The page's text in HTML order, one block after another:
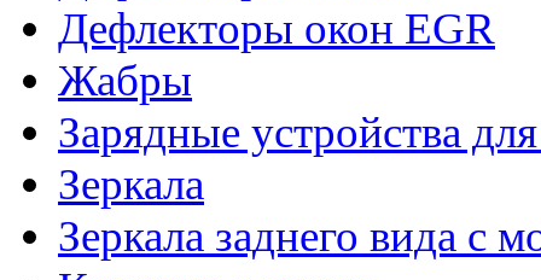
Дефлекторы окон EGR
Жабры
Зарядные устройства
Зеркала
Зеркала заднего вида с